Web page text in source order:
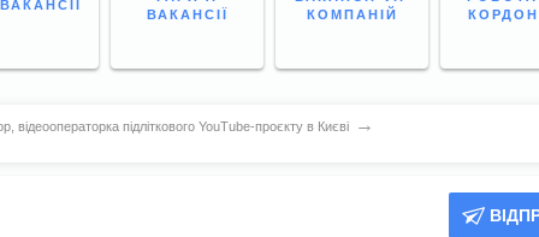
ВАКАНСІЇ
КОМПАНІЙ
відеооператорка підліткового YouTube-проєкту в Києві →